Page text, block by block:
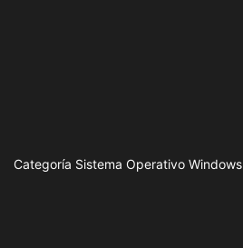
Categoría Sistema Operativo Windows